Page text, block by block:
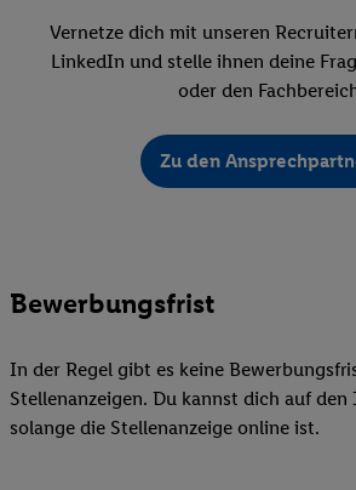
Vernetze dich mit unseren
LinkedIn und stelle ihnen deine
oder den
Zu den
Bewerbungsfrist
In der Regel gibt es keine
Stellenanzeigen. Du kannst dich auf den
solange die Stellenanzeige online ist.